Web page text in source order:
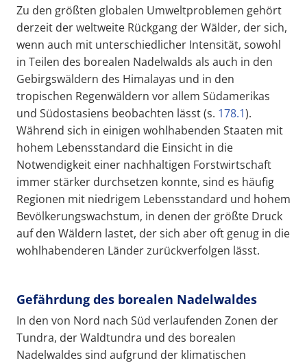
Zu den größten globalen Umweltproblemen gehört
derzeit der weltweite Rückgang der Wälder, der sich,
wenn auch mit unterschiedlicher Intensität, sowohl
in Teilen des borealen Nadelwalds als auch in den
Gebirgswäldern des Himalayas und in den
tropischen Regenwäldern vor allem Südamerikas
und Südostasiens beobachten lässt (s. 178.1).
Während sich in einigen wohlhabenden Staaten mit
hohem Lebensstandard die Einsicht in die
Notwendigkeit einer nachhaltigen Forstwirtschaft
immer stärker durchsetzen konnte, sind es häufig
Regionen mit niedrigem Lebensstandard und hohem
Bevölkerungswachstum, in denen der größte Druck
auf den Wäldern lastet, der sich aber oft genug in die
wohlhabenderen Länder zurückverfolgen lässt.
Gefährdung des borealen Nadelwaldes
In den von Nord nach Süd verlaufenden Zonen der
Tundra, der Waldtundra und des borealen
Nadelwaldes sind aufgrund der klimatischen